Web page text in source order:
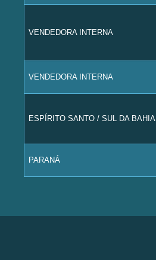
VENDEDORA INTERNA
VENDEDORA INTERNA
ESPÍRITO SANTO / SUL DA BAHIA
PARANÁ